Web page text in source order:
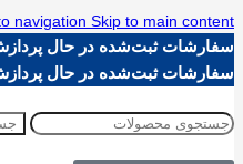
navigation Skip to main content
سفارشات ثبت‌شده در حال
سفارشات ثبت‌شده در حال